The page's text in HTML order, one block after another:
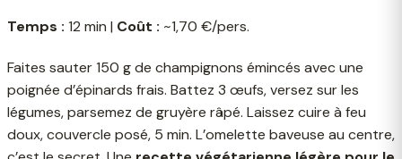
Temps : 12 min | Coût : ~1,70 €/pers.
Faites sauter 150 g de champignons émincés avec une
poignée d’épinards frais. Battez 3 œufs, versez sur les
légumes, parsemez de gruyère râpé. Laissez cuire à feu
doux, couvercle posé, 5 min. L’omelette baveuse au centre,